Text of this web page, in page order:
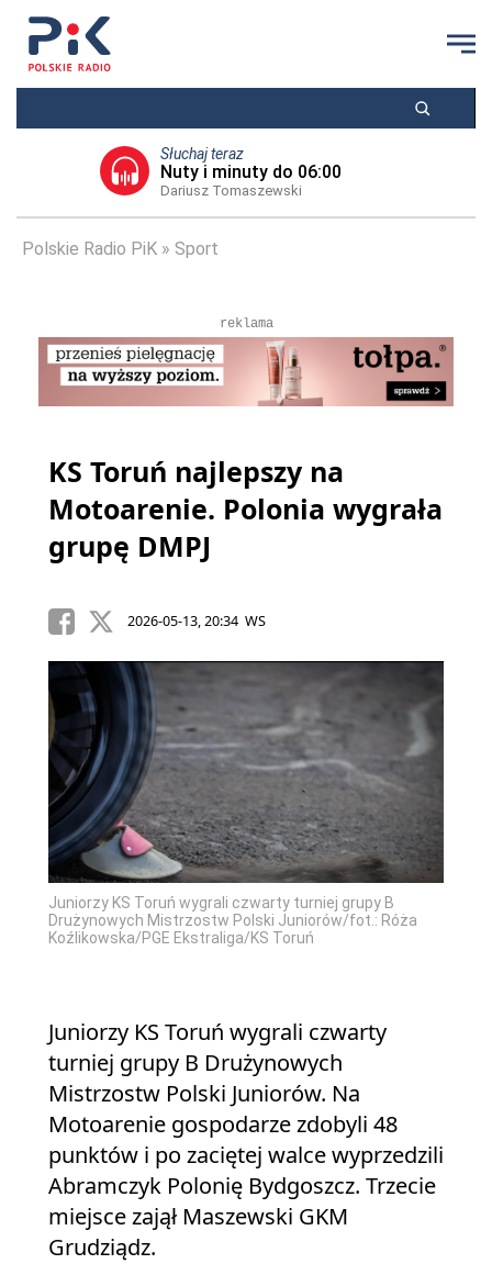
Słuchaj teraz
Nuty i minuty do 06:00
Dariusz Tomaszewski
Polskie Radio PiK Sport
reklama
KS Toruń najlepszy na
Motoarenie. Polonia wygrała
grupę DMPJ
2026-05-13, 20:34 WS
Juniorzy KS Toruń wygrali czwarty turniej grupy B
Drużynowych Mistrzostw Polski Juniorów/fot.: Róża
Koźlikowska/PGE Ekstraliga/KS Toruń
Juniorzy KS Toruń wygrali czwarty
turniej grupy B Drużynowych
Mistrzostw Polski Juniorów. Na
Motoarenie gospodarze zdobyli 48
punktów i po zaciętej walce wyprzedzili
Abramczyk Polonię Bydgoszcz. Trzecie
miejsce zajął Maszewski GKM
Grudziądz.